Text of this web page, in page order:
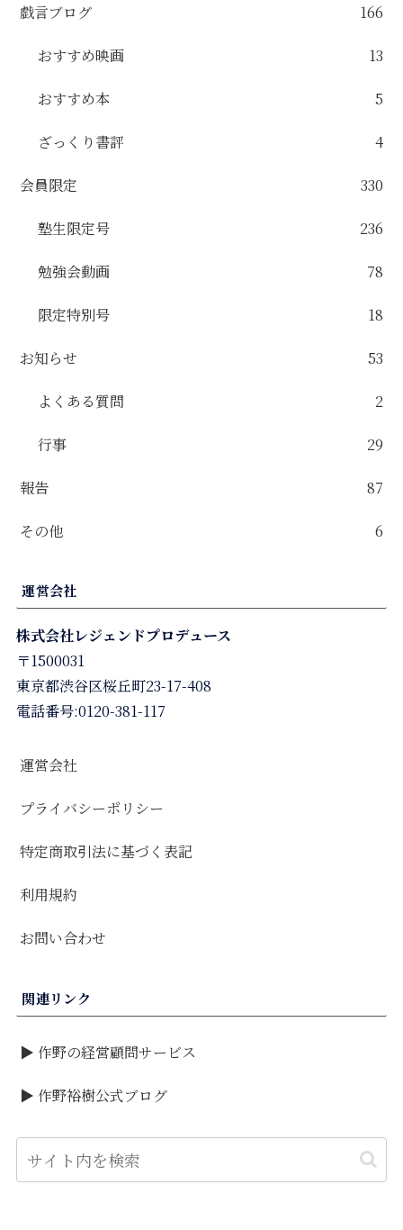
戯言ブログ 166
おすすめ映画 13
おすすめ本 5
ざっくり書評 4
会員限定 330
塾生限定号 236
勉強会動画 78
限定特別号 18
お知らせ 53
よくある質問 2
行事 29
報告 87
その他 6
運営会社
株式会社レジェンドプロデュース
〒1500031
東京都渋谷区桜丘町23-17-408
電話番号:0120-381-117
運営会社
プライバシーポリシー
特定商取引法に基づく表記
利用規約
お問い合わせ
関連リンク
▶ 作野の経営顧問サービス
▶ 作野裕樹公式ブログ